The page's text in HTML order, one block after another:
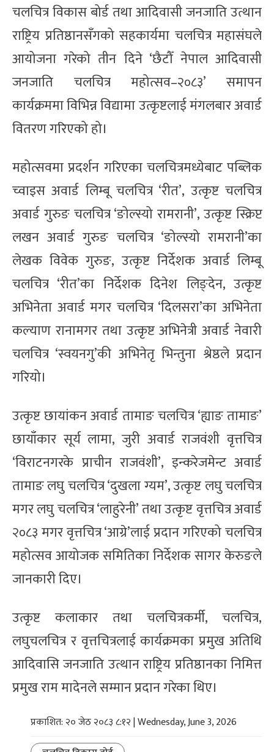
चलचित्र विकास बोर्ड तथा आदिवासी जनजाति उत्थान
राष्ट्रिय प्रतिष्ठानसँगको सहकार्यमा चलचित्र महासंघले
आयोजना गरेको तीन दिने ‘छैटौँ नेपाल आदिवासी
जनजाति चलचित्र महोत्सव–२०८३’ समापन
कार्यक्रममा विभिन्न विद्यामा उत्कृष्टलाई मंगलबार अवार्ड
वितरण गरिएको हो।
महोत्सवमा प्रदर्शन गरिएका चलचित्रमध्येबाट पब्लिक
च्वाइस अवार्ड लिम्बू चलचित्र ‘रीत’, उत्कृष्ट चलचित्र
अवार्ड गुरुङ चलचित्र ‘ङोल्स्यो रामरानी’, उत्कृष्ट स्क्रिप्ट
लखन अवार्ड गुरुङ चलचित्र ‘ङोल्स्यो रामरानी’का
लेखक विवेक गुरुङ, उत्कृष्ट निर्देशक अवार्ड लिम्बू
चलचित्र ‘रीत’का निर्देशक दिनेश लिङ्देन, उत्कृष्ट
अभिनेता अवार्ड मगर चलचित्र ‘दिलसरा’का अभिनेता
कल्याण रानामगर तथा उत्कृष्ट अभिनेत्री अवार्ड नेवारी
चलचित्र ‘स्वयनगु’की अभिनेतृ भिन्तुना श्रेष्ठले प्रदान
गरियो।
उत्कृष्ट छायांकन अवार्ड तामाङ चलचित्र ‘ह्याङ तामाङ’
छायाँकार सूर्य लामा, जुरी अवार्ड राजवंशी वृत्तचित्र
‘विराटनगरके प्राचीन राजवंशी’, इन्करेजमेन्ट अवार्ड
तामाङ लघु चलचित्र ‘दुखला ग्यम’, उत्कृष्ट लघु चलचित्र
मगर लघु चलचित्र ‘लाहुरेनी’ तथा उत्कृष्ट वृत्तचित्र अवार्ड
२०८३ मगर वृत्तचित्र ‘आग्रे’लाई प्रदान गरिएको चलचित्र
महोत्सव आयोजक समितिका निर्देशक सागर केरुङले
जानकारी दिए।
उत्कृष्ट कलाकार तथा चलचित्रकर्मी, चलचित्र,
लघुचलचित्र र वृत्तचित्रलाई कार्यक्रमका प्रमुख अतिथि
आदिवासि जनजाति उत्थान राष्ट्रिय प्रतिष्ठानका निमित्त
प्रमुख राम मादेनले सम्मान प्रदान गरेका थिए।
प्रकाशित: २० जेठ २०८३ ८:१२ | Wednesday, June 3, 2026